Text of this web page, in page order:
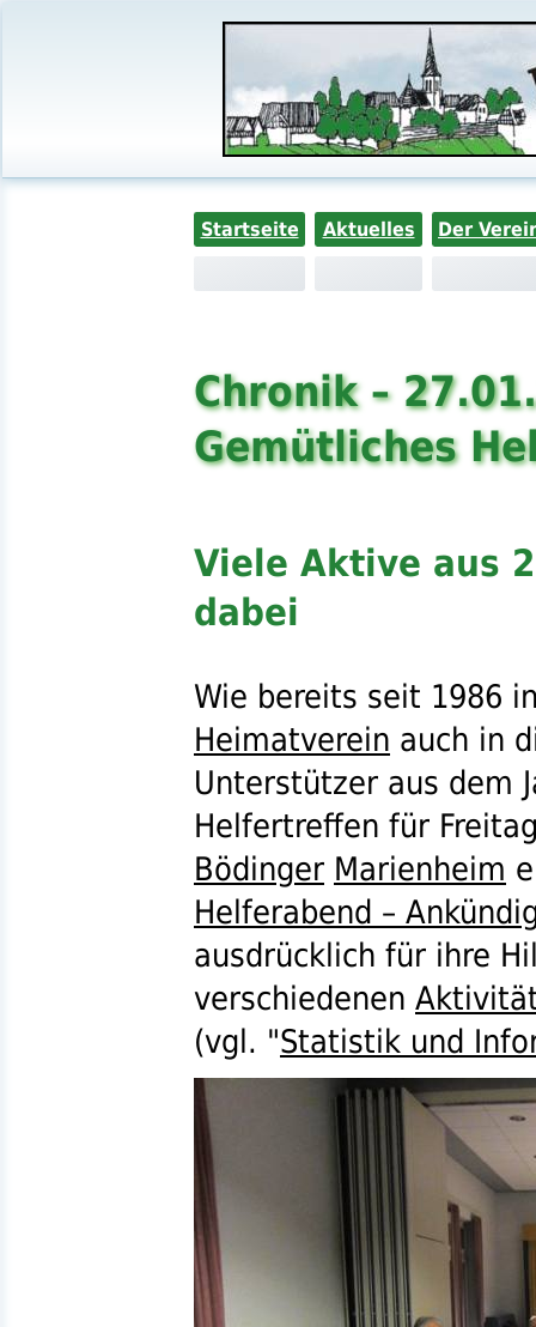
Startseite Aktuelles Der
Chronik –
Gemütliches
Viele Aktive aus
dabei
Wie bereits seit 1986
Heimatverein auch in
Unterstützer aus dem
Helfertreffen für
Bödinger Marienheim
Helferabend –
ausdrücklich für ihre
verschiedenen
(vgl. "Statistik und